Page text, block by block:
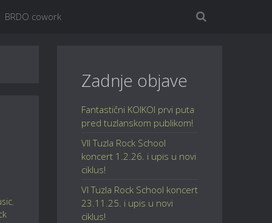
BRDO cowork
,
Zadnje objave
Fantastični KOIKOI prvi puta
pred tuzlanskom publikom!
VII Tuzla Rock School
koncert 1.2.26. i upis u novi
ciklus!
VI Tuzla Rock School koncert
23.11.25. i upis u novi
ciklus!